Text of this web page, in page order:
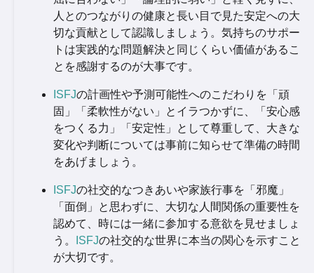
人とのつながりの健康と長い目で見た安定への大
切な貢献として認識しましょう。気持ちのサポー
トは実践的な問題解決と同じくらい価値があるこ
とを感謝するのが大事です。
ISFJの計画性や予測可能性へのこだわりを「頑
固」「柔軟性がない」とイラつかずに、「安心感
をつくる力」「安定性」として尊重して、大きな
変化や判断については事前に知らせて準備の時間
をあげましょう。
ISFJの社交的なつきあいや家族行事を「邪魔」
「面倒」と思わずに、大切な人間関係の重要性を
認めて、時には一緒に参加する意欲を見せましょ
う。
ISFJの社交的な世界に本当の関心を示すこと
が大切です。